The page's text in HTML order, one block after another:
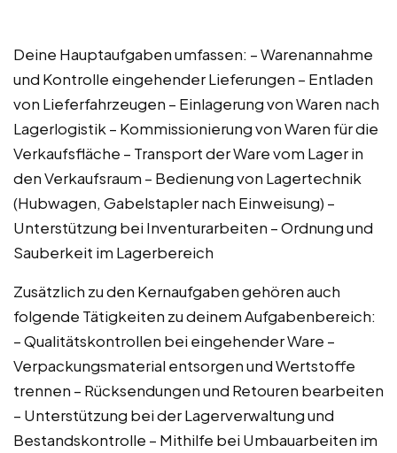
Deine Hauptaufgaben umfassen: – Warenannahme
und Kontrolle eingehender Lieferungen – Entladen
von Lieferfahrzeugen – Einlagerung von Waren nach
Lagerlogistik – Kommissionierung von Waren für die
Verkaufsfläche – Transport der Ware vom Lager in
den Verkaufsraum – Bedienung von Lagertechnik
(Hubwagen, Gabelstapler nach Einweisung) –
Unterstützung bei Inventurarbeiten – Ordnung und
Sauberkeit im Lagerbereich
Zusätzlich zu den Kernaufgaben gehören auch
folgende Tätigkeiten zu deinem Aufgabenbereich:
– Qualitätskontrollen bei eingehender Ware –
Verpackungsmaterial entsorgen und Wertstoffe
trennen – Rücksendungen und Retouren bearbeiten
– Unterstützung bei der Lagerverwaltung und
Bestandskontrolle – Mithilfe bei Umbauarbeiten im